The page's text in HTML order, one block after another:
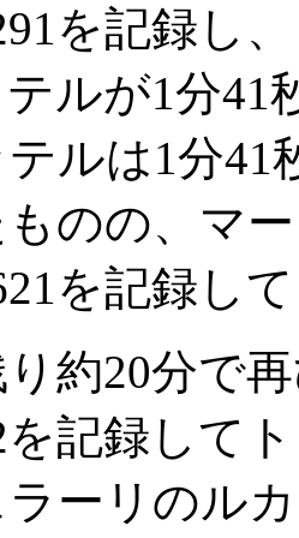
を記録し
ルが1分41
ルは1分41
のの、マ
を記録し
り約20分で
を記録して
ラーリのル